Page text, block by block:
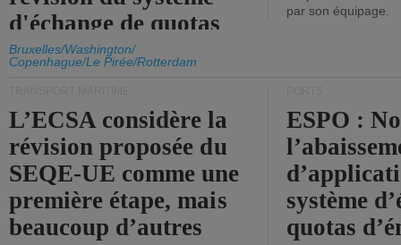
d'échange de quotas
d'émission de l'UE.
Bruxelles/Washington/
Copenhague/Le Pirée/Rotterdam
par son équipage.
L’ECSA considère la
révision proposée du
SEQE-UE comme une
première étape, mais
beaucoup d’autres
ESPO :
système
quotas